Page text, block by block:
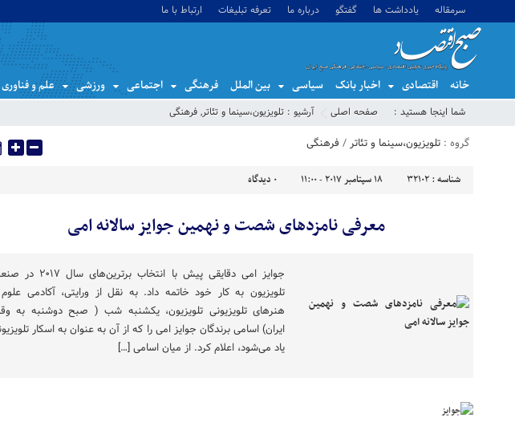
سرمقاله یادداشت ها گفتگو درباره ما تعرفه تبلیغات ارتباط با ما
خانه اقتصادی اخبار بانک سیاسی بین الملل فرهنگی اجتماعی ورزشی علم و فناوری
شما اینجا هستید : صفحه اصلی آرشیو : تلویزیون،سینما و تئاتر, فرهنگی
گروه : تلویزیون،سینما و تئاتر/ فرهنگی
شناسه : 32102 18 سپتامبر 2017 - 11:00 0 دیدگاه
معرفی نامزدهای شصت و نهمین جوایز سالانه امی
جوایز امی دقایقی پیش با انتخاب برترین‌های
تلویزیون به کار خود خاتمه داد. به نقل از ورایتی، آکادمی
هنرهای تلویزیونی تلویزیون، یکشنبه شب ( صبح دوشنبه به
ایران) اسامی برندگان جوایز امی را که از آن به عنوان به اسکار
یاد می‌شود، اعلام کرد. از میان اسامی […]